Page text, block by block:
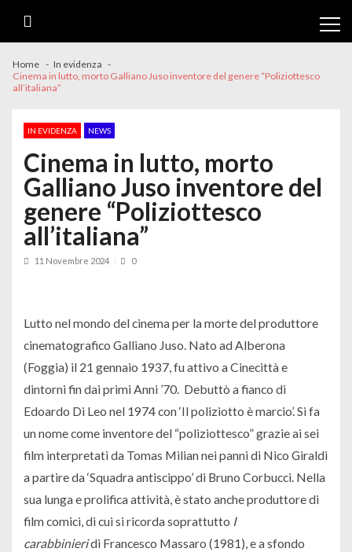
Home
In evidenza
Cinema in lutto, morto Galliano Juso inventore del genere “Poliziottesco
all’italiana”
IN EVIDENZA NEWS
Cinema in lutto, morto
Galliano Juso inventore del
genere “Poliziottesco
all’italiana”
11 Novembre 2024 0
Lutto nel mondo del cinema per la morte del produttore
cinematografico Galliano Juso. Nato ad Alberona
(Foggia) il 21 gennaio 1937, fu attivo a Cinecittà e
dintorni fin dai primi Anni ’70. Debuttò a fianco di
Edoardo Di Leo nel 1974 con ‘Il poliziotto è marcio’. Si fa
un nome come inventore del “poliziottesco” grazie ai sei
film interpretati da Tomas Milian nei panni di Nico Giraldi
a partire da ‘Squadra antiscippo’ di Bruno Corbucci. Nella
sua lunga e prolifica attività, è stato anche produttore di
film comici, di cui si ricorda soprattutto I
carabbinieridi Francesco Massaro (1981), e a sfondo